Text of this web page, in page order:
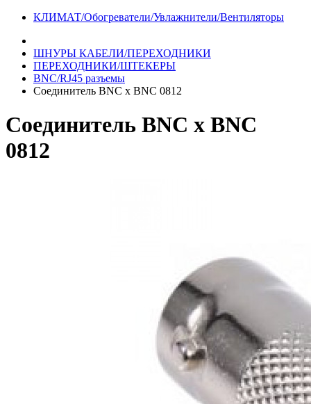
КЛИМАТ/Обогреватели/Увлажнители/Вентиляторы
ШНУРЫ КАБЕЛИ/ПЕРЕХОДНИКИ
ПЕРЕХОДНИКИ/ШТЕКЕРЫ
BNC/RJ45 разъемы
Соединитель BNC x BNC 0812
Соединитель BNC x BNC
0812